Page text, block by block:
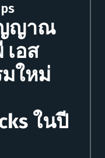
ญาณ
เอส
ใหม่
ในปี